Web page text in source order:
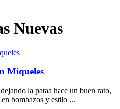
Nuevas
Miqueles
la pataa hace un buen rato,
bombazos y estilo ...